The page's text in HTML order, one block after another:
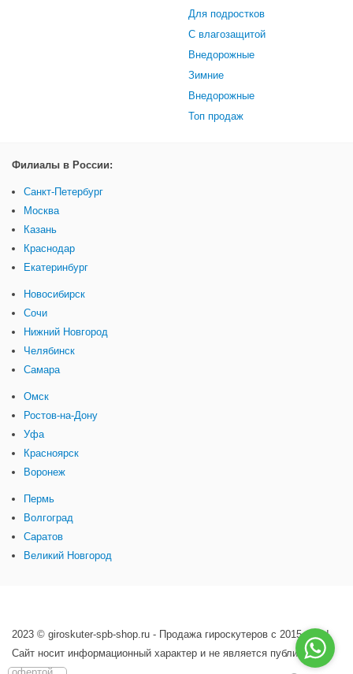
Для подростков
С влагозащитой
Внедорожные
Зимние
Внедорожные
Топ продаж
Филиалы в России:
Санкт-Петербург
Москва
Казань
Краснодар
Екатеринбург
Новосибирск
Сочи
Нижний Новгород
Челябинск
Самара
Омск
Ростов-на-Дону
Уфа
Красноярск
Воронеж
Пермь
Волгоград
Саратов
Великий Новгород
2023 © giroskuter-spb-shop.ru - Продажа гироскутеров с 2015 года!
Сайт носит информационный характер и не является публичной